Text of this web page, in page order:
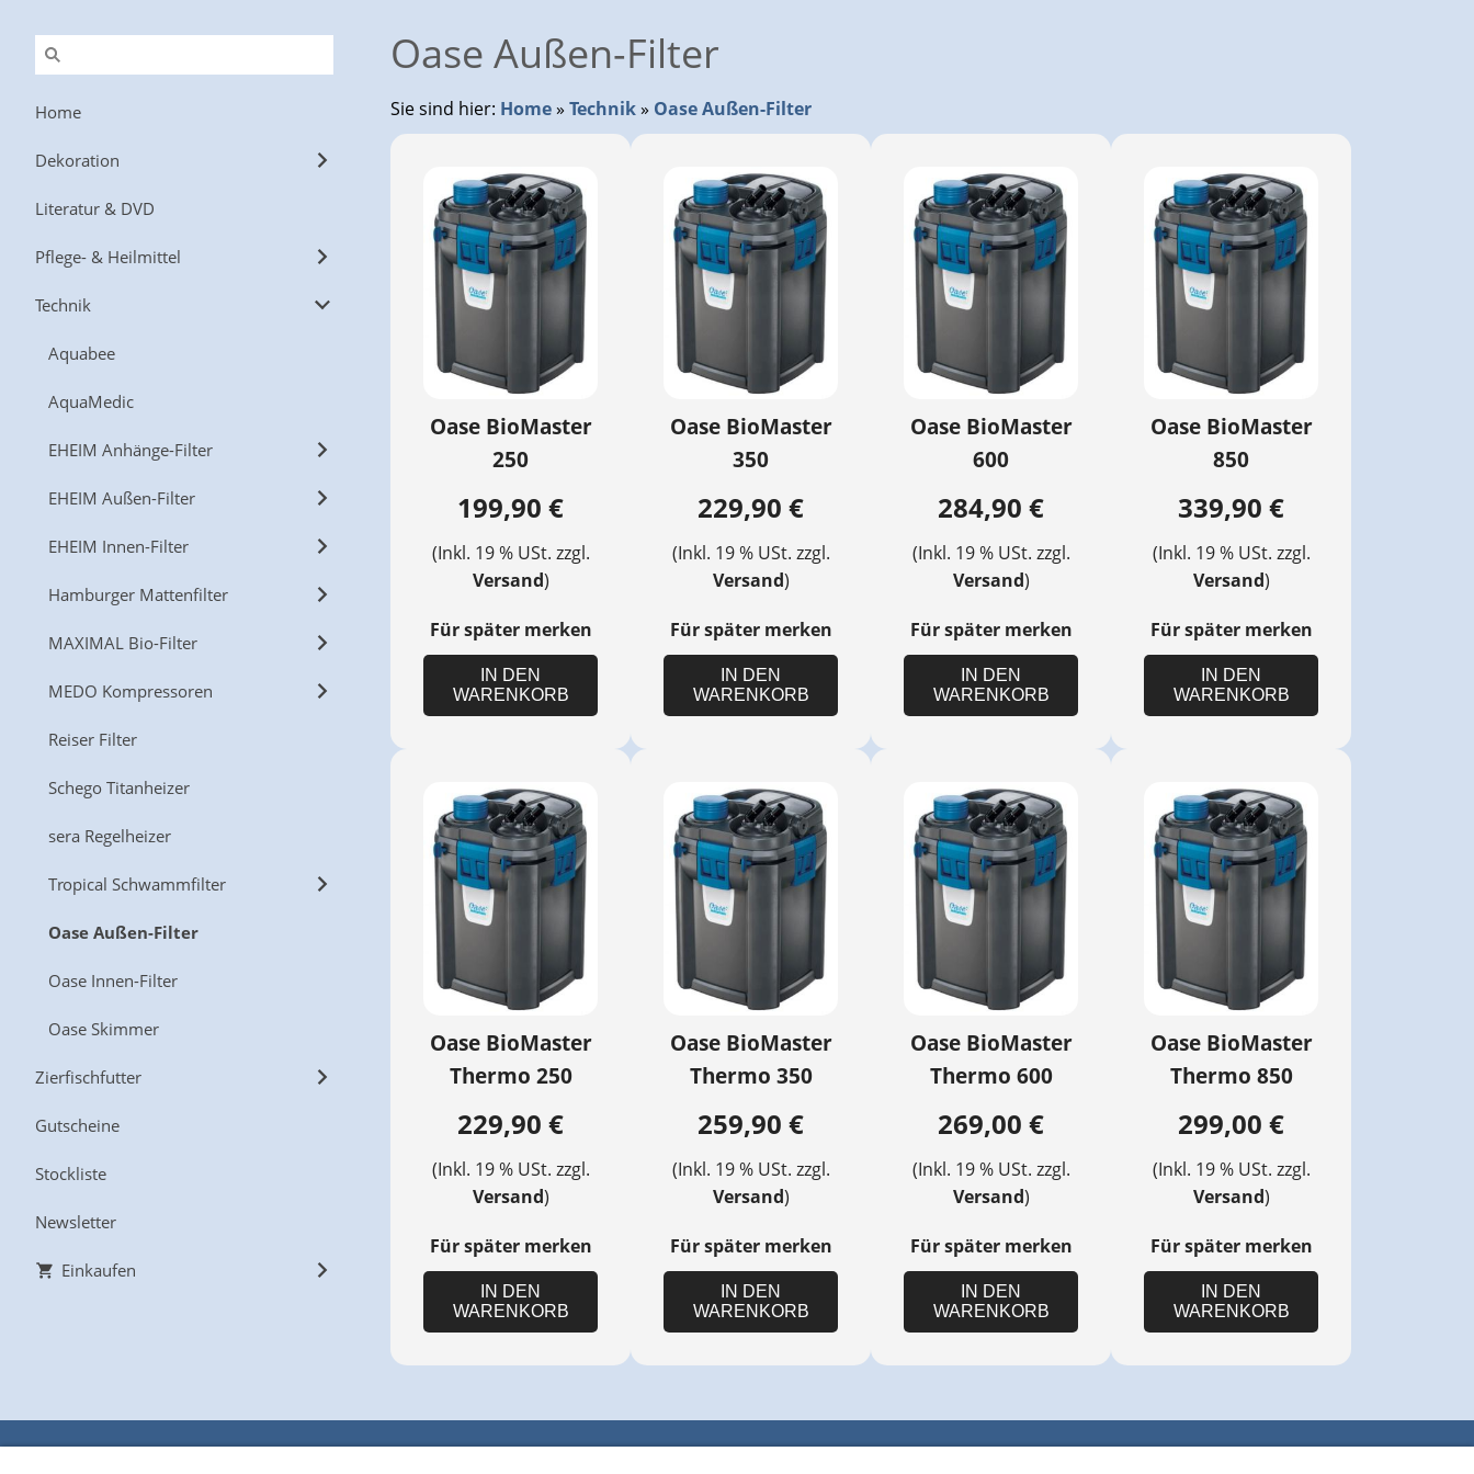
Home
Dekoration
Literatur & DVD
Pflege- & Heilmittel
Technik
Aquabee
AquaMedic
EHEIM Anhänge-Filter
EHEIM Außen-Filter
EHEIM Innen-Filter
Hamburger Mattenfilter
MAXIMAL Bio-Filter
MEDO Kompressoren
Reiser Filter
Schego Titanheizer
sera Regelheizer
Tropical Schwammfilter
Oase Außen-Filter
Oase Innen-Filter
Oase Skimmer
Zierfischfutter
Gutscheine
Stockliste
Newsletter
Einkaufen
Oase Außen-Filter
Sie sind hier: Home» Technik» Oase Außen-Filter
Oase BioMaster
250
199,90 €
(Inkl. 19 % USt. zzgl.
Versand)
Für später merken
IN DEN
WARENKORB
Oase BioMaster
350
229,90 €
(Inkl. 19 % USt. zzgl.
Versand)
Für später merken
IN DEN
WARENKORB
Oase BioMaster
600
284,90 €
(Inkl. 19 % USt. zzgl.
Versand)
Für später merken
IN DEN
WARENKORB
Oase BioMaster
850
339,90 €
(Inkl. 19 % USt. zzgl.
Versand)
Für später merken
IN DEN
WARENKORB
Oase BioMaster
Thermo 250
229,90 €
(Inkl. 19 % USt. zzgl.
Versand)
Für später merken
IN DEN
WARENKORB
Oase BioMaster
Thermo 350
259,90 €
(Inkl. 19 % USt. zzgl.
Versand)
Für später merken
IN DEN
WARENKORB
Oase BioMaster
Thermo 600
269,00 €
(Inkl. 19 % USt. zzgl.
Versand)
Für später merken
IN DEN
WARENKORB
Oase BioMaster
Thermo 850
299,00 €
(Inkl. 19 % USt. zzgl.
Versand)
Für später merken
IN DEN
WARENKORB